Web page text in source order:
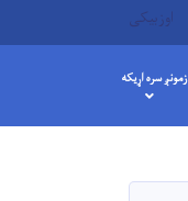
اوزبیکی
زمونږ سره اړیکه